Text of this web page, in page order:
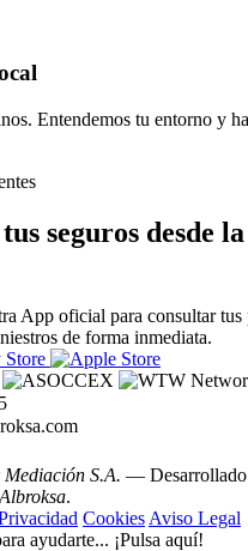
Entendemos tu entorno y
seguros desde
App oficial para consultar
de forma inmediata.
S.A. —
Albroksa.
Cookies Aviso Legal
ayudarte... ¡Pulsa aquí!